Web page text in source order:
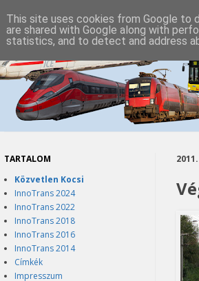
TARTALOM
Közvetlen Kocsi
InnoTrans 2024
InnoTrans 2022
InnoTrans 2018
InnoTrans 2016
InnoTrans 2014
Címkék
Impresszum
This site uses cookies from Google to
are shared with Google along with
statistics, and to detect and address